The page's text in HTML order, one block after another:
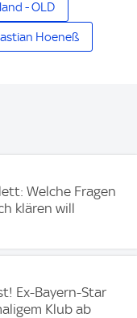
- OLD
Hoeneß
Welche Fragen
klären will
Ex-Bayern-Star
Klub ab